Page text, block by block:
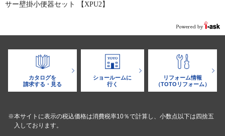
サー壁掛小便器セット 【XPU2】
カタログを
請求する・見る
ショールームに
行く
リフォーム情報
（TOTOリフォーム）
※本サイトに表示の税込価格は消費税率10％で計算し、小数点以下は四捨五
入しております。